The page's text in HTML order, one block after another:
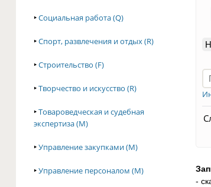
‣Социальная работа (Q)
‣Спорт, развлечения и отдых (R)
‣Строительство (F)
‣Творчество и искусство (R)
‣Товароведческая и судебная
экспертиза (M)
‣Управление закупками (M)
‣Управление персоналом (M)
-